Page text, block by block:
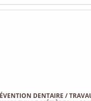
DENTAIRE /